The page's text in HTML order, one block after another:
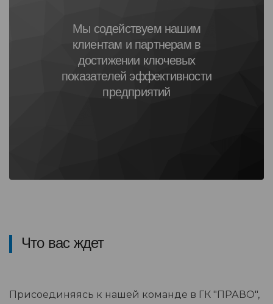
Мы содействуем нашим
клиентам и партнерам в
достижении ключевых
показателей эффективности
предприятий
Что вас ждет
Присоединяясь к нашей команде в ГК "ПРАВО",